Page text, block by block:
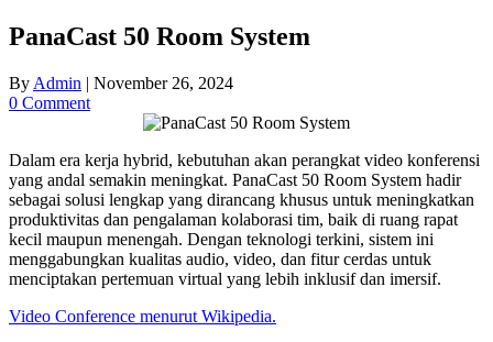
PanaCast 50 Room System
By Admin | November 26, 2024
0 Comment
Dalam era kerja hybrid, kebutuhan akan perangkat video konferensi
yang andal semakin meningkat. PanaCast 50 Room System hadir
sebagai solusi lengkap yang dirancang khusus untuk meningkatkan
produktivitas dan pengalaman kolaborasi tim, baik di ruang rapat
kecil maupun menengah. Dengan teknologi terkini, sistem ini
menggabungkan kualitas audio, video, dan fitur cerdas untuk
menciptakan pertemuan virtual yang lebih inklusif dan imersif.
Video Conference menurut Wikipedia.